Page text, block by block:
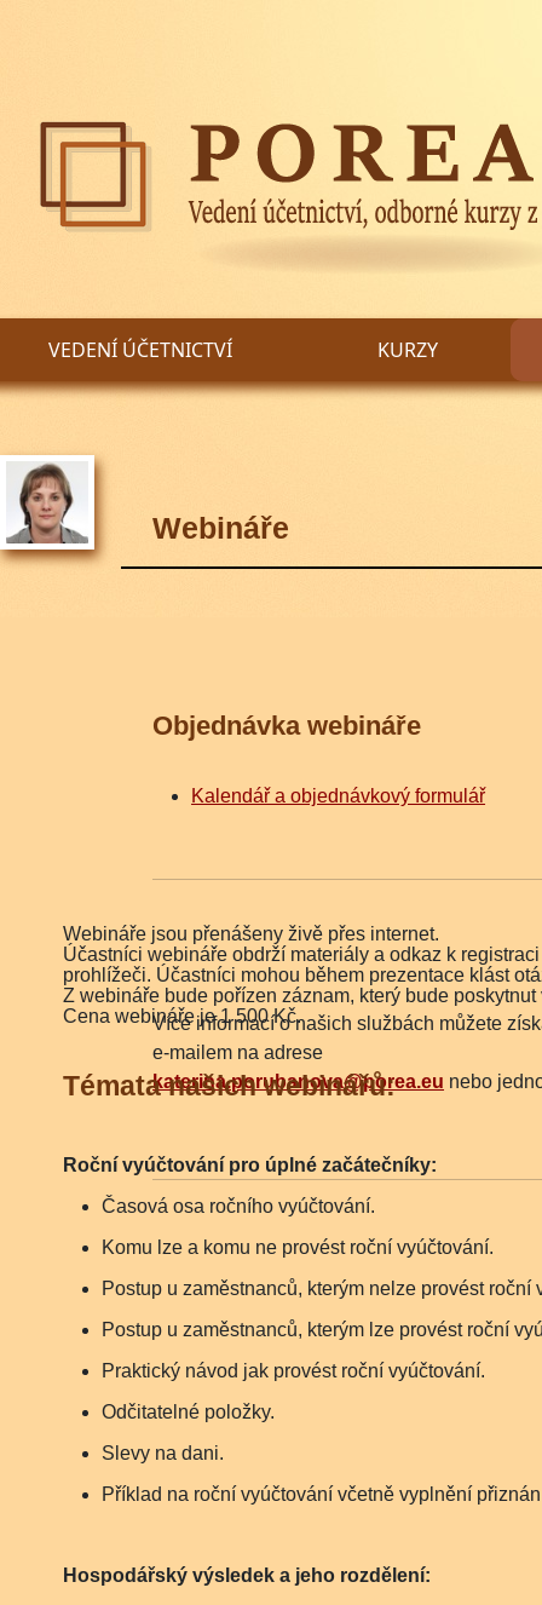
VEDENÍ ÚČETNICTVÍ KURZY
Webináře
Objednávka webináře
Kalendář a objednávkový formulář
Více informací o našich službách můžete
e-mailem na adrese
katerina.porubanova@porea.eu nebo
Webináře jsou přenášeny živě přes internet.
Účastníci webináře obdrží materiály a odkaz k
prohlížeči. Účastníci mohou během prezentace klást
Z webináře bude pořízen záznam, který bude
Cena webináře je 1 500 Kč.
Témata našich webinářů:
Roční vyúčtování pro úplné začátečníky:
Časová osa ročního vyúčtování.
Komu lze a komu ne provést roční vyúčtování.
Postup u zaměstnanců, kterým nelze provést roční
Postup u zaměstnanců, kterým lze provést roční
Praktický návod jak provést roční vyúčtování.
Odčitatelné položky.
Slevy na dani.
Příklad na roční vyúčtování včetně vyplnění
Hospodářský výsledek a jeho rozdělení: